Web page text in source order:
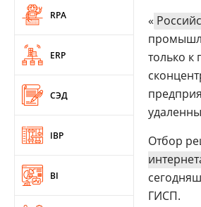
RPA
ERP
СЭД
IBP
BI
«
только
Отбор
ГИСП.